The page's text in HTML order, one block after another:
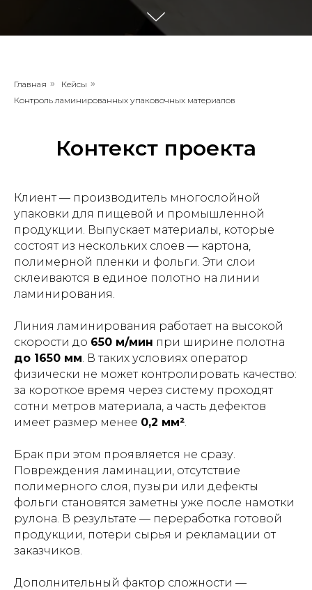
Главная » Кейсы »
Контроль ламинированных упаковочных материалов
Контекст проекта
Клиент — производитель многослойной
упаковки для пищевой и промышленной
продукции. Выпускает материалы, которые
состоят из нескольких слоев — картона,
полимерной пленки и фольги. Эти слои
склеиваются в единое полотно на линии
ламинирования.
Линия ламинирования работает на высокой
скорости до 650 м/мин при ширине полотна
до 1650 мм. В таких условиях оператор
физически не может контролировать качество:
за короткое время через систему проходят
сотни метров материала, а часть дефектов
имеет размер менее 0,2 мм².
Брак при этом проявляется не сразу.
Повреждения ламинации, отсутствие
полимерного слоя, пузыри или дефекты
фольги становятся заметны уже после намотки
рулона. В результате — переработка готовой
продукции, потери сырья и рекламации от
заказчиков.
Дополнительный фактор сложности —